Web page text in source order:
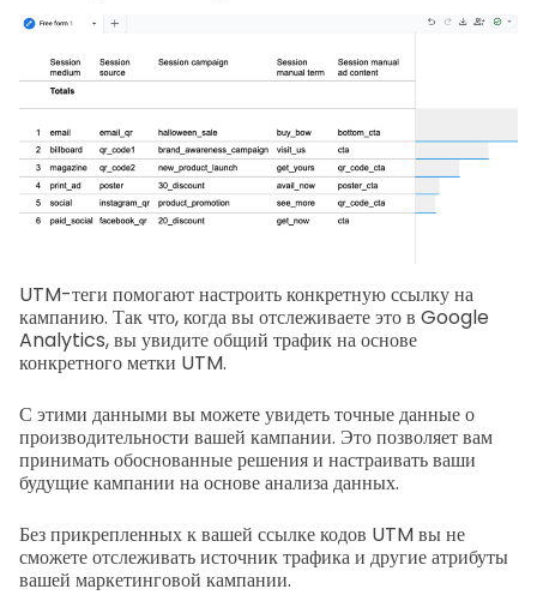
UTM-теги помогают настроить конкретную ссылку на
кампанию. Так что, когда вы отслеживаете это в Google
Analytics, вы увидите общий трафик на основе
конкретного метки UTM.
С этими данными вы можете увидеть точные данные о
производительности вашей кампании. Это позволяет вам
принимать обоснованные решения и настраивать ваши
будущие кампании на основе анализа данных.
Без прикрепленных к вашей ссылке кодов UTM вы не
сможете отслеживать источник трафика и другие атрибуты
вашей маркетинговой кампании.